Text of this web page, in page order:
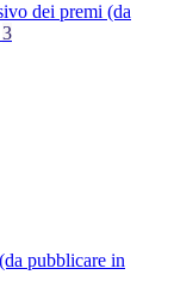
dei premi (da
3
pubblicare in